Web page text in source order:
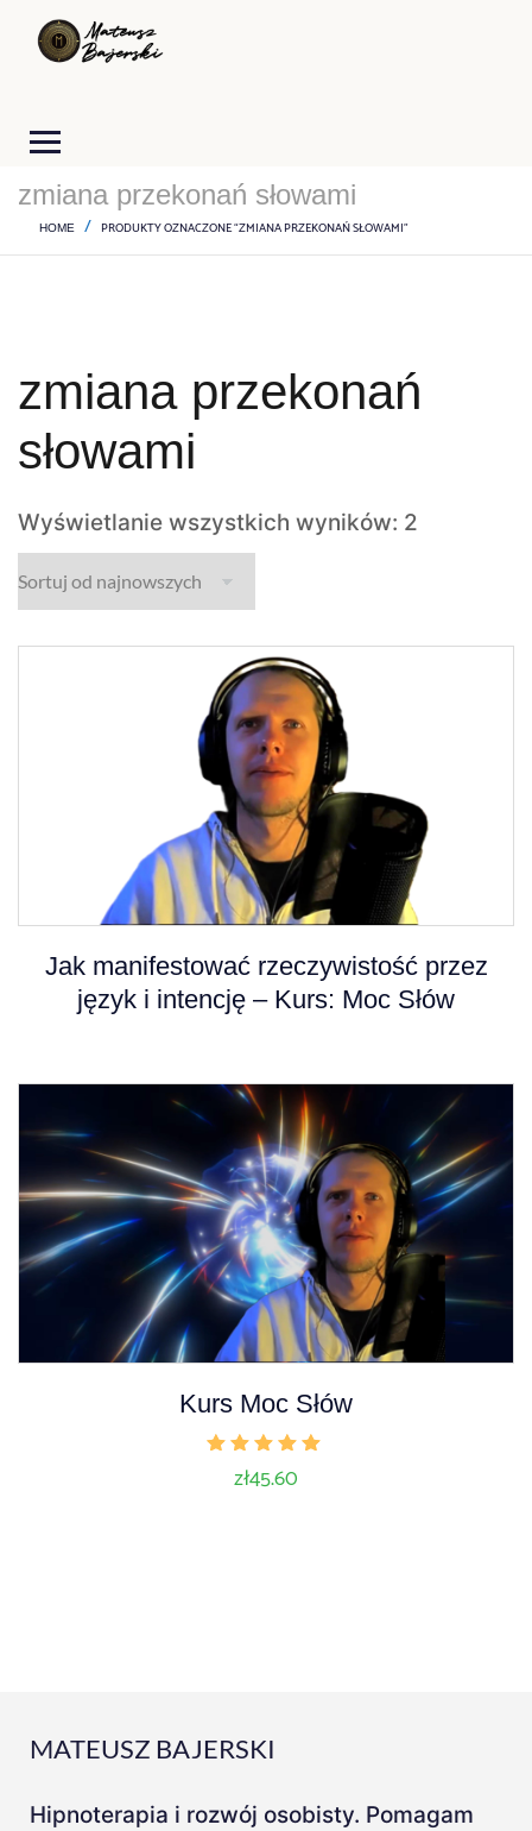
zmiana przekonań słowami
HOME PRODUKTY OZNACZONE “ZMIANA PRZEKONAŃ SŁOWAMI”
zmiana przekonań
słowami
Wyświetlanie wszystkich wyników: 2
Jak manifestować rzeczywistość przez
język i intencję – Kurs: Moc Słów
Kurs Moc Słów
Oceniono
5.00
zł45.60
MATEUSZ BAJERSKI
Hipnoterapia i rozwój osobisty. Pomagam